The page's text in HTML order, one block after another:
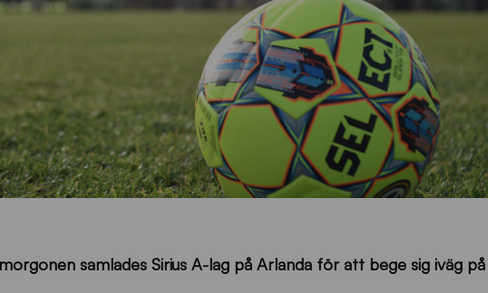
samlades Sirius A-lag på Arlanda för att bege sig iväg